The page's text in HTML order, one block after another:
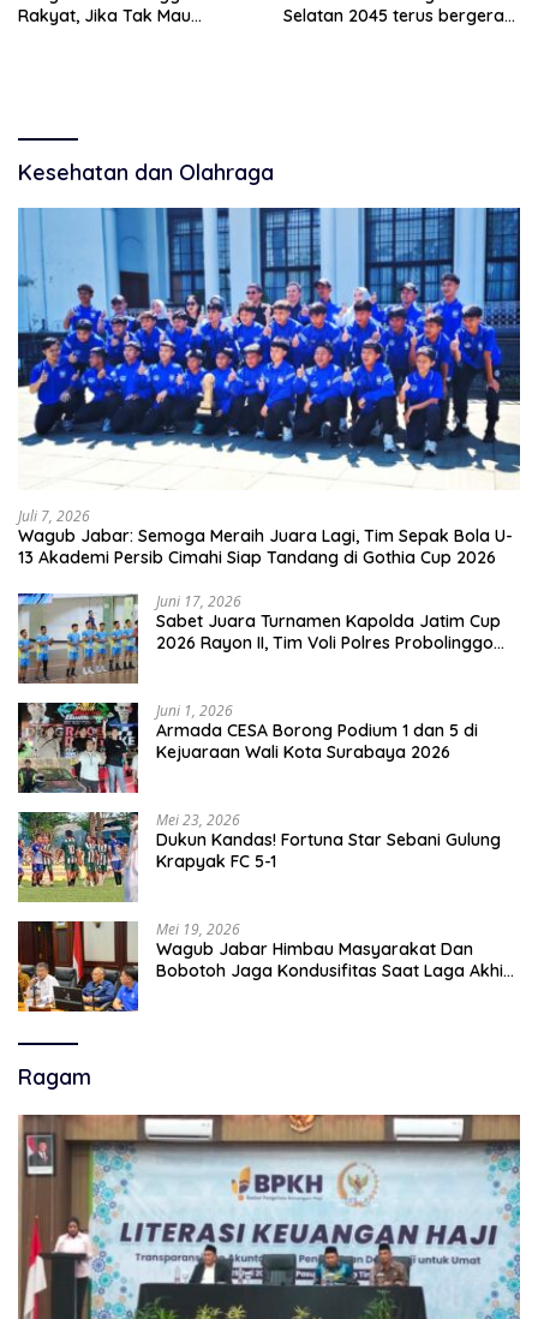
Rakyat, Jika Tak Mau
Selatan 2045 terus bergerak
Kesehatan dan Olahraga
Juli 7, 2026
Wagub Jabar: Semoga Meraih Juara Lagi, Tim Sepak Bola U-
13 Akademi Persib Cimahi Siap Tandang di Gothia Cup 2026
Juni 17, 2026
Sabet Juara Turnamen Kapolda Jatim Cup
2026 Rayon II, Tim Voli Polres Probolinggo
Juni 1, 2026
Armada CESA Borong Podium 1 dan 5 di
Kejuaraan Wali Kota Surabaya 2026
Mei 23, 2026
Dukun Kandas! Fortuna Star Sebani Gulung
Krapyak FC 5-1
Mei 19, 2026
Wagub Jabar Himbau Masyarakat Dan
Bobotoh Jaga Kondusifitas Saat Laga Akhir
Ragam